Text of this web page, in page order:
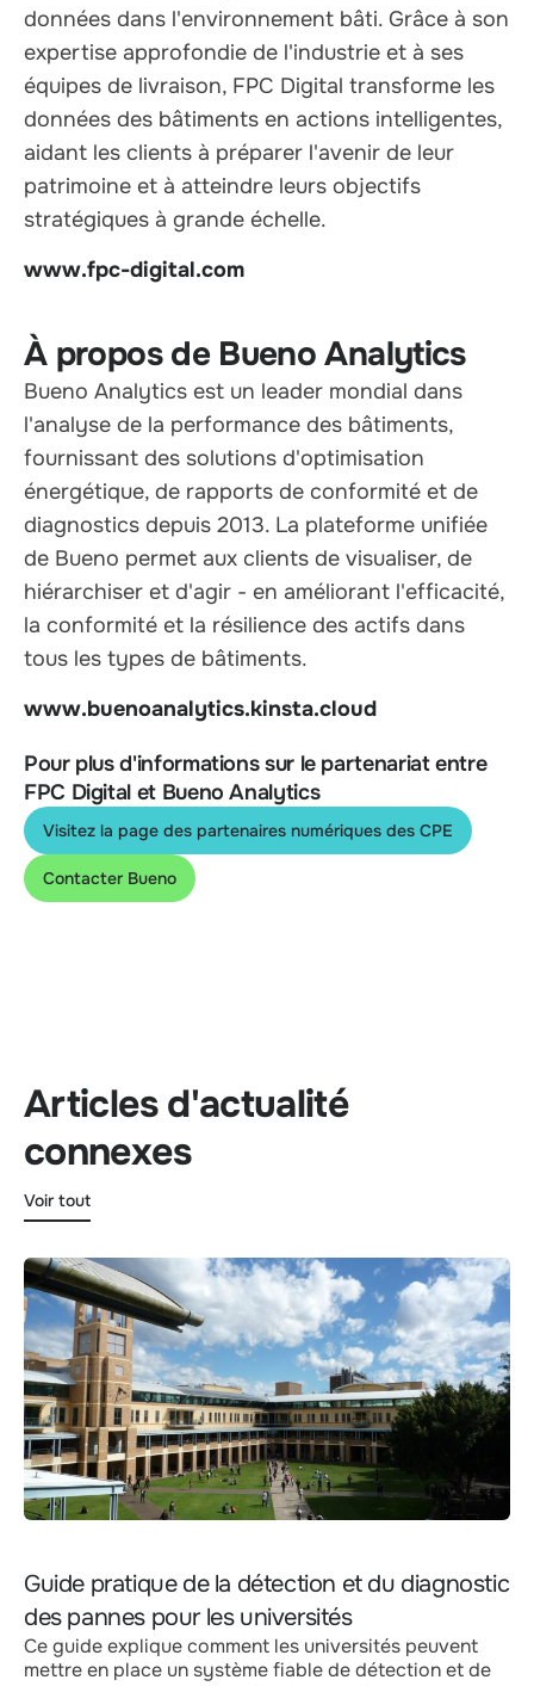
données dans l'environnement bâti. Grâce à son
expertise approfondie de l'industrie et à ses
équipes de livraison, FPC Digital transforme les
données des bâtiments en actions intelligentes,
aidant les clients à préparer l'avenir de leur
patrimoine et à atteindre leurs objectifs
stratégiques à grande échelle.
www.fpc-digital.com
À propos de Bueno Analytics
Bueno Analytics est un leader mondial dans
l'analyse de la performance des bâtiments,
fournissant des solutions d'optimisation
énergétique, de rapports de conformité et de
diagnostics depuis 2013. La plateforme unifiée
de Bueno permet aux clients de visualiser, de
hiérarchiser et d'agir - en améliorant l'efficacité,
la conformité et la résilience des actifs dans
tous les types de bâtiments.
www.buenoanalytics.kinsta.cloud
Pour plus d'informations sur le partenariat entre
FPC Digital et Bueno Analytics
Visitez la page des partenaires numériques des CPE
Contacter Bueno
Articles d'actualité
connexes
Voir tout
Guide pratique de la détection et du diagnostic
des pannes pour les universités
Ce guide explique comment les universités peuvent
mettre en place un système fiable de détection et de